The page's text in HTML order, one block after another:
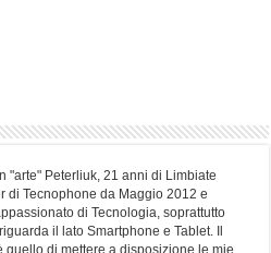
"arte" Peterliuk, 21 anni di Limbiate
di Tecnophone da Maggio 2012 e
di Tecnologia, soprattutto
il lato Smartphone e Tablet. Il
quello di mettere a disposizione le mie